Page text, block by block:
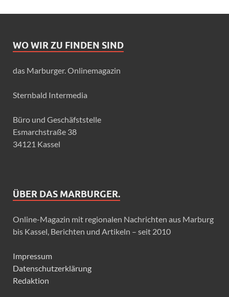
WO WIR ZU FINDEN SIND
das Marburger. Onlinemagazin
Sternbald Intermedia
Büro und Geschäfststelle
Esmarchstraße 38
34121 Kassel
ÜBER DAS MARBURGER.
Online-Magazin mit regionalen Nachrichten aus Marburg
bis Kassel, Berichten und Artikeln – seit 2010
Impressum
Datenschutzerklärung
Redaktion